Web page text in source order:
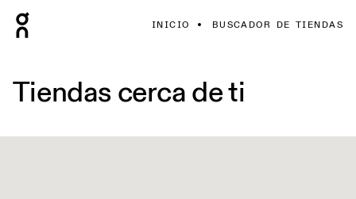
INICIO BUSCADOR DE TIENDAS
Tiendas cerca de ti